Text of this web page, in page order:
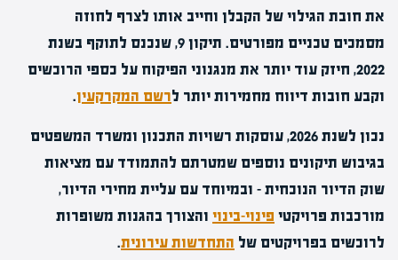
את חובת הגילוי של הקבלן וחייב אותו לצרף לחוזה
מסמכים טכניים מפורטים. תיקון 9, שנכנס לתוקף בשנת
2022, חיזק עוד יותר את מנגנוני הפיקוח על כספי הרוכשים
וקבע חובות דיווח מחמירות יותר לרשם המקרקעין.
נכון לשנת 2026, עוסקות רשויות התכנון ומשרד המשפטים
בגיבוש תיקונים נוספים שמטרתם להתמודד עם מציאות
שוק הדיור הנוכחית – ובמיוחד עם עליית מחירי הדיור,
מורכבות פרויקטי פינוי-בינוי והצורך בהגנות משופרות
לרוכשים בפרויקטים של התחדשות עירונית.